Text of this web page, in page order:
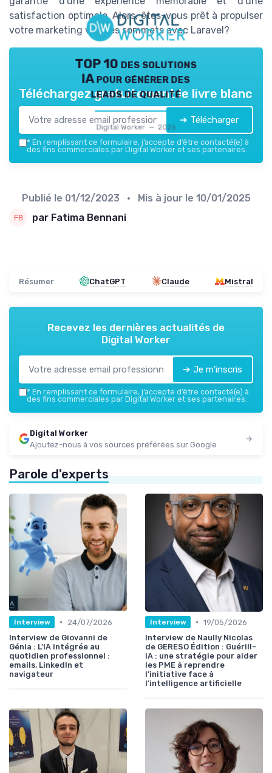
satisfaction optimale. Alors, êtes-vous prêt à propulser
votre marketing vers les sommets avec Laravel?
TOP 10 des solutions
IA pour générer des
leads de qualité
Digital Worker — 2026
Téléchargez gratuitement le livre blanc
➔ Télécharger
* En remplissant ce formulaire, j’accepte d’être contacté(e) à
des fins commerciales par Digital Worker et ses partenaires.
Publié le 01/12/2023 • Mis à jour le 10/01/2025
par Fatima Bennani
Résumer ChatGPT Claude Mistral
Recevez les dernières actualités de
Digital Worker
➔ Je m'inscris
* En remplissant ce formulaire, j’accepte d’être contacté(e) à
des fins commerciales par Digital Worker et ses partenaires.
Digital Worker
Ajoutez-nous à vos sources préférées sur Google
Parole d'experts
Interview •
24/07/2026
Interview de Giovanni de
Génia : L’IA intégrée au
quotidien professionnel :
emails, LinkedIn et
navigateur
Interview • 19/05/2026
Interview de Naully Nicolas
de GERESO Édition : Guérill-
iA : une stratégie pour aider
les PME à reprendre
l’initiative face à
l’intelligence artificielle